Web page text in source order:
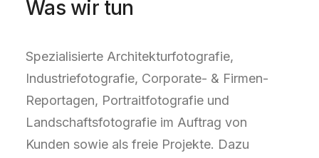
Was wir tun
Spezialisierte Architekturfotografie,
Industriefotografie, Corporate- & Firmen-
Reportagen, Portraitfotografie und
Landschaftsfotografie im Auftrag von
Kunden sowie als freie Projekte. Dazu